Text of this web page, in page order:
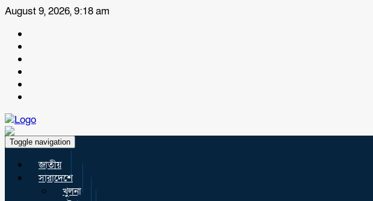
August 9, 2026, 9:18 am
Toggle navigation
জাতীয়
সারাদেশে
খুলনা